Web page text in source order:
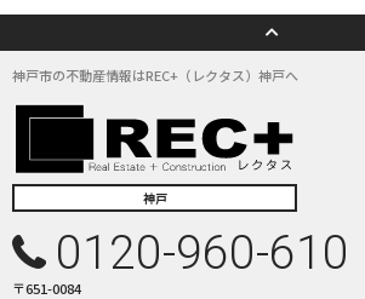
ます。また、取引先等に対しても適切にお客さま
(3) お客さま情報の収集に際しては、利用目的を特
(4) お客さま情報の漏洩、紛失、改ざん等を防止す
講じて適切な管理を行います。
(5) 保有するお客さま情報について、お客さま本人
除、利用停止の依頼を所定の窓口でお受けして、誠
具体的には、以下の内容に従ってお客さま情報の取
３．お客様の情報の利用目的
神戸市の不動産情報はREC+（レクタス）神戸へ
神戸
0120-960-610
〒651-0084